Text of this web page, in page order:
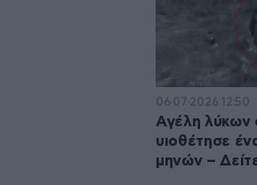
06·07·2026 12:50
Αγέλη λύκων
υιοθέτησε
μηνών –